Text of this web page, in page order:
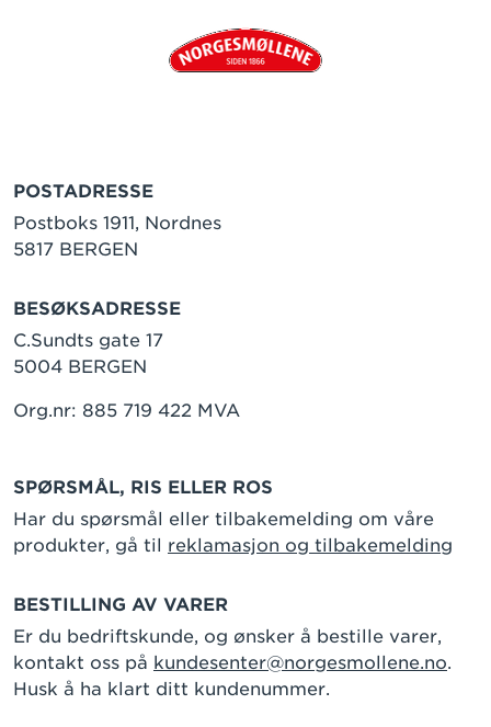
POSTADRESSE
Postboks 1911, Nordnes
5817 BERGEN
BESØKSADRESSE
C.Sundts gate 17
5004 BERGEN
Org.nr: 885 719 422 MVA
SPØRSMÅL, RIS ELLER ROS
Har du spørsmål eller tilbakemelding om våre
produkter, gå til reklamasjon og tilbakemelding
BESTILLING AV VARER
Er du bedriftskunde, og ønsker å bestille varer,
kontakt oss på kundesenter@norgesmollene.no.
Husk å ha klart ditt kundenummer.